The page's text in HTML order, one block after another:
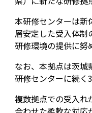
日本語教育
お問い合わせ
本研修センターは新
層安定した受入体制
研修環境の提供に努
なお、本拠点は茨城
研修センターに続く
複数拠点での受入れ